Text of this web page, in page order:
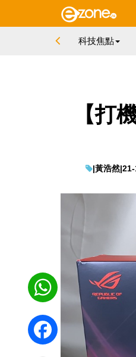
科技焦點
【打
|黃浩然|
WhatsApp